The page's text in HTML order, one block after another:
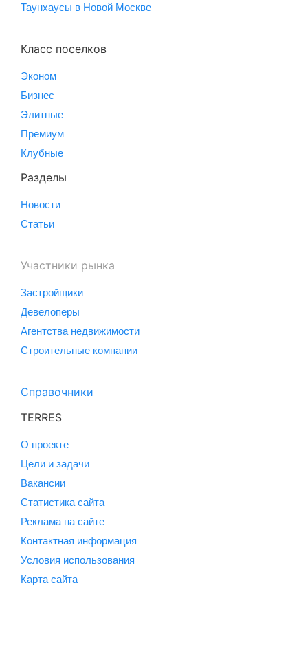
Таунхаусы в Новой Москве
Класс поселков
Эконом
Бизнес
Элитные
Премиум
Клубные
Разделы
Новости
Статьи
Участники рынка
Застройщики
Девелоперы
Агентства недвижимости
Строительные компании
Справочники
TERRES
О проекте
Цели и задачи
Вакансии
Статистика сайта
Реклама на сайте
Контактная информация
Условия использования
Карта сайта